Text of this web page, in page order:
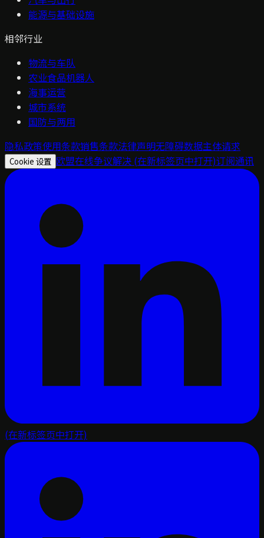
能源与基础设施
相邻行业
物流与车队
农业食品机器人
海事运营
城市系统
国防与两用
隐私政策使用条款销售条款法律声明无障碍数据主体请求
Cookie 设置 欧盟在线争议解决 (在新标签页中打开)订阅通讯
(在新标签页中打开)